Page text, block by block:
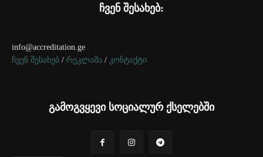
ჩვენ შესახებ:
info@accreditation.ge
ჩვენ შესახებ / რეკლამა / კონტაქტი
გამოგვყევი სოციალურ ქსელებში